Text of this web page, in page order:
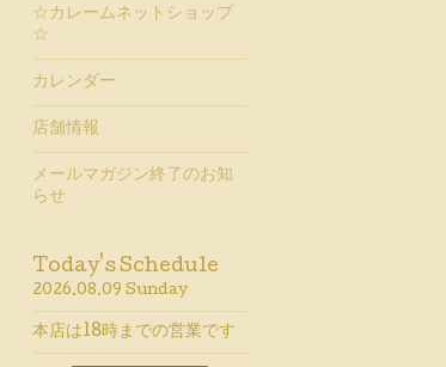
☆カレームネットショップ
☆
カレンダー
店舗情報
メールマガジン終了のお知
らせ
Today's Schedule
2026.08.09 Sunday
本店は18時までの営業です